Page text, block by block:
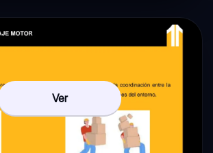
Ver